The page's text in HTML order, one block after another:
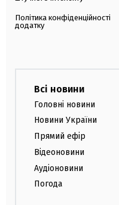
Політика конфіденційності
додатку
Всі новини
Головні новини
Новини України
Прямий ефір
Відеоновини
Аудіоновини
Погода